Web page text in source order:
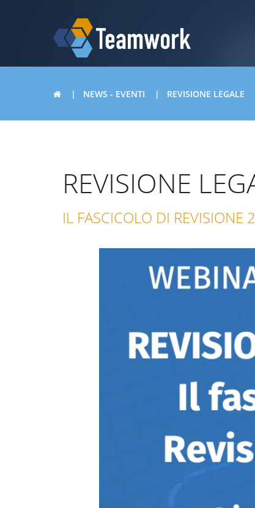
NEWS - EVENTI REVISIONE LEGALE
REVISIONE
IL FASCICOLO DI REVISIONE